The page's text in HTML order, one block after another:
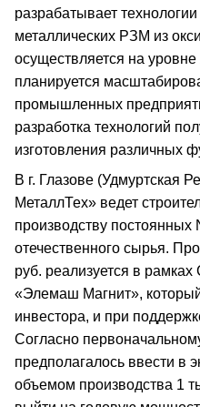
разрабатывает
металлических РЗМ из
осуществляется на
планируется
промышленных
разработка технологий
изготовления различных
В г. Глазове (Удмуртская
МеталлТех» ведет
производству постоянных
отечественного сырья.
руб. реализуется в
«Элемаш Магнит»,
инвестора, и при
Согласно
предполагалось ввести в
объемом производства 1